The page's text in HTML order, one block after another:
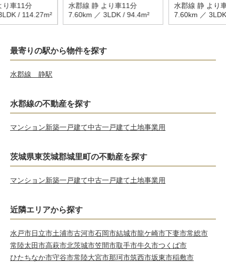
り車11分
/ 114.27m²
水郡線 静 より車11分
7.60km ／ 3LDK / 94.4m²
水郡線 静 より
7.60km ／
最寄りの駅から物件を探す
水郡線 静駅
水郡線の不動産を探す
マンション新築一戸建て中古一戸建て土地事業用
茨城県東茨城郡城里町の不動産を探す
マンション新築一戸建て中古一戸建て土地事業用
近隣エリアから探す
水戸市日立市土浦市古河市石岡市結城市龍ケ崎市下妻市常総市
常陸太田市高萩市北茨城市笠間市取手市牛久市つくば市
ひたちなか市守谷市常陸大宮市那珂市筑西市坂東市稲敷市